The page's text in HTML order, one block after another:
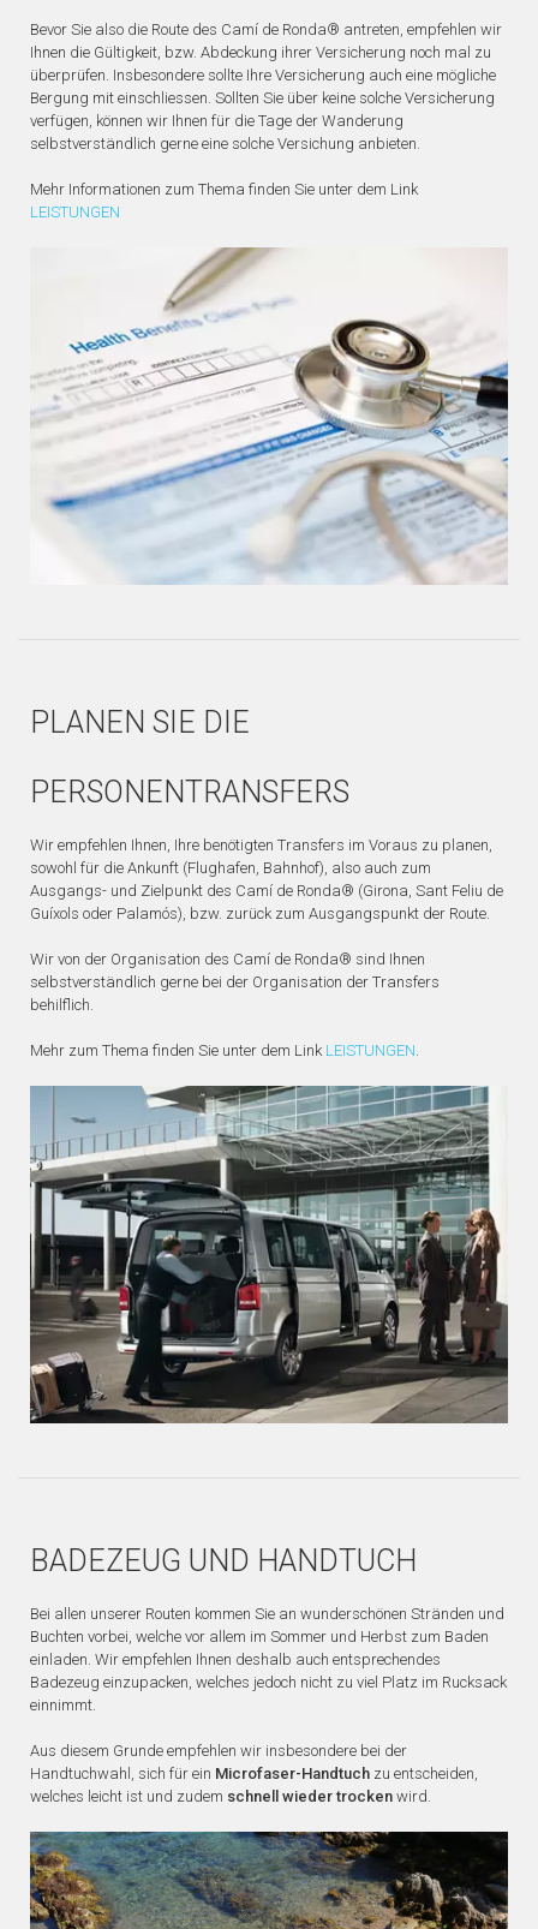
Bevor Sie also die Route des Camí de Ronda® antreten, empfehlen wir
Ihnen die Gültigkeit, bzw. Abdeckung ihrer Versicherung noch mal zu
überprüfen. Insbesondere sollte Ihre Versicherung auch eine mögliche
Bergung mit einschliessen. Sollten Sie über keine solche Versicherung
verfügen, können wir Ihnen für die Tage der Wanderung
selbstverständlich gerne eine solche Versichung anbieten.
Mehr Informationen zum Thema finden Sie unter dem Link
LEISTUNGEN
PLANEN SIE DIE
PERSONENTRANSFERS
Wir empfehlen Ihnen, Ihre benötigten Transfers im Voraus zu planen,
sowohl für die Ankunft (Flughafen, Bahnhof), also auch zum
Ausgangs- und Zielpunkt des Camí de Ronda® (Girona, Sant Feliu de
Guíxols oder Palamós), bzw. zurück zum Ausgangspunkt der Route.
Wir von der Organisation des Camí de Ronda® sind Ihnen
selbstverständlich gerne bei der Organisation der Transfers
behilflich.
Mehr zum Thema finden Sie unter dem Link LEISTUNGEN.
BADEZEUG UND HANDTUCH
Bei allen unserer Routen kommen Sie an wunderschönen Stränden und
Buchten vorbei, welche vor allem im Sommer und Herbst zum Baden
einladen. Wir empfehlen Ihnen deshalb auch entsprechendes
Badezeug einzupacken, welches jedoch nicht zu viel Platz im Rucksack
einnimmt.
Aus diesem Grunde empfehlen wir insbesondere bei der
Handtuchwahl, sich für ein Microfaser-Handtuch zu entscheiden,
welches leicht ist und zudem schnell wieder trocken wird.